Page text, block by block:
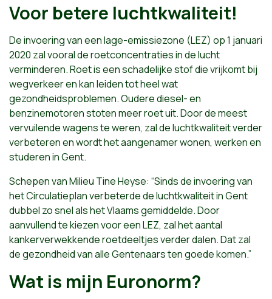
Voor betere luchtkwaliteit!
De invoering van een lage-emissiezone (LEZ) op 1 januari
2020 zal vooral de roetconcentraties in de lucht
verminderen. Roet is een schadelijke stof die vrijkomt bij
wegverkeer en kan leiden tot heel wat
gezondheidsproblemen. Oudere diesel- en
benzinemotoren stoten meer roet uit. Door de meest
vervuilende wagens te weren, zal de luchtkwaliteit verder
verbeteren en wordt het aangenamer wonen, werken en
studeren in Gent.
Schepen van Milieu Tine Heyse: “Sinds de invoering van
het Circulatieplan verbeterde de luchtkwaliteit in Gent
dubbel zo snel als het Vlaams gemiddelde. Door
aanvullend te kiezen voor een LEZ, zal het aantal
kankerverwekkende roetdeeltjes verder dalen. Dat zal
de gezondheid van alle Gentenaars ten goede komen.”
Wat is mijn Euronorm?